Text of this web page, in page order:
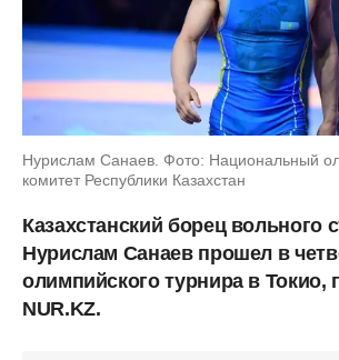
Нурислам Санаев. Фото: Национальный
комитет Республики Казахстан
Казахстанский борец вольного
Нурислам Санаев прошел в
олимпийского турнира в Токио,
NUR.KZ.